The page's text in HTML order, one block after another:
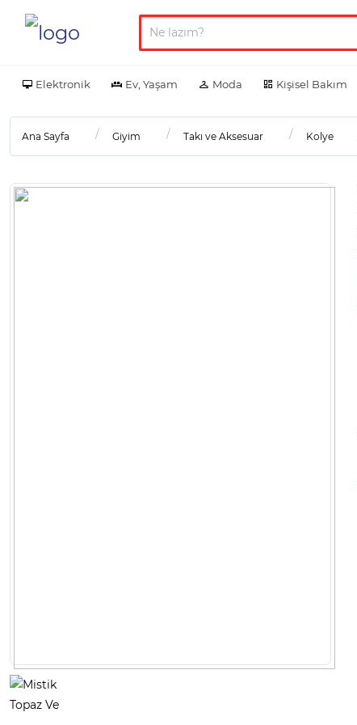
Elektronik Ev, Yaşam Moda Kişisel Bakım
Ana Sayfa Giyim Takı ve Aksesuar Kolye